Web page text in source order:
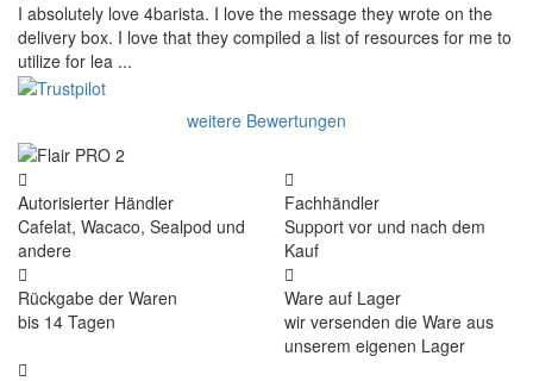
Very good customer support and delivery.
Andreas
Very good experience shopping at 4Barista. I bought a ZP6
Special, and the order was well packaged, which eliminated any
worries about potential damag ...
Victor M.
Very professional, fast shipping, will buy again
Ihor Zlobin
Fantastisk upplevelse från början till slut. Snabb leverans, mycket
bra kommunikation och produkter av hög kvalitet. Allt kom
välpackat och i perf ...